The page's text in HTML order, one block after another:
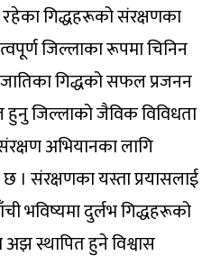
रहेका गिद्धहरूको संरक्षणका
जिल्लाका रूपमा चिनिन
गिद्धको सफल प्रजनन
जिल्लाको जैविक विविधता
अभियानका लागि
। संरक्षणका यस्ता प्रयासलाई
भविष्यमा दुर्लभ गिद्धहरूको
स्थापित हुने विश्वास